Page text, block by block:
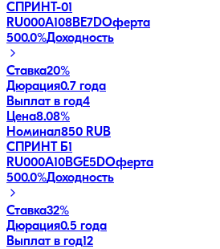
СПРИНТ-01
RU000A108BE7DОферта
500.0%Доходность
Ставка20%
Дюрация0.7 года
Выплат в год4
Цена8.08%
Номинал850 RUB
СПРИНТ Б1
RU000A10BGE5 DОферта
500.0%Доходность
Ставка32%
Дюрация0.5 года
Выплат в год12